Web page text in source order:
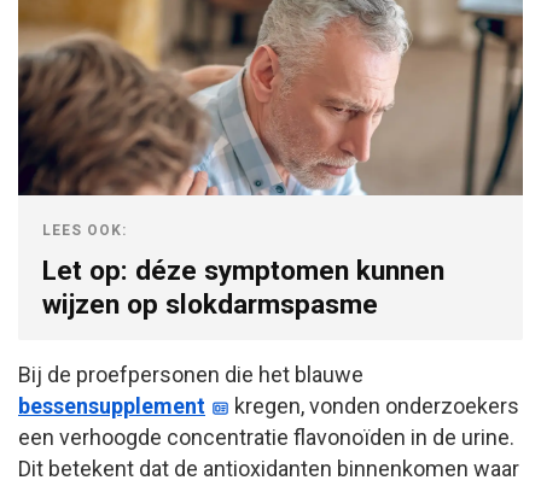
LEES OOK:
Let op: déze symptomen kunnen
wijzen op slokdarmspasme
Bij de proefpersonen die het blauwe
bessensupplement
kregen, vonden onderzoekers
een verhoogde concentratie flavonoïden in de urine.
Dit betekent dat de antioxidanten binnenkomen waar